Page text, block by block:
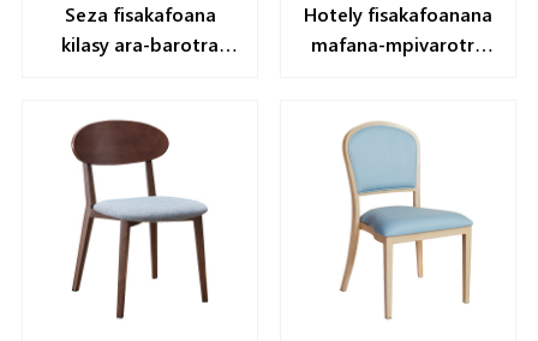
Seza fisakafoana
kilasy ara-barotra
Hotely fisakafoanana
mafana-mpivarotra